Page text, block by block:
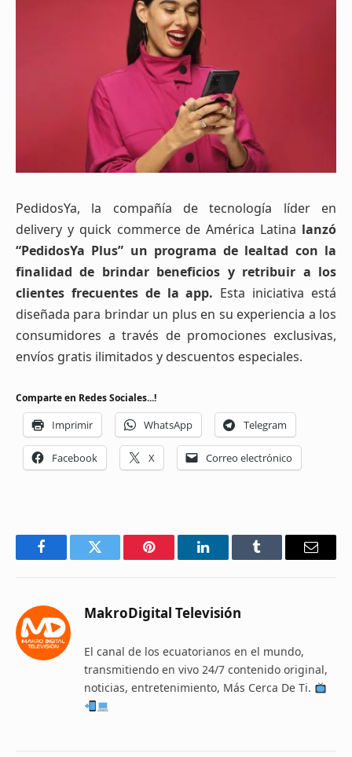
PedidosYa, la compañía de tecnología líder en
delivery y quick commerce de América Latina lanzó
“PedidosYa Plus” un programa de lealtad con la
finalidad de brindar beneficios y retribuir a los
clientes frecuentes de la app. Esta iniciativa está
diseñada para brindar un plus en su experiencia a los
consumidores a través de promociones exclusivas,
envíos gratis ilimitados y descuentos especiales.
Comparte en Redes Sociales...!
Imprimir WhatsApp Telegram
Facebook X Correo electrónico
FacebookTwitter Pinterest LinkedInTumblr Email
MakroDigital Televisión
El canal de los ecuatorianos en el mundo,
transmitiendo en vivo 24/7 contenido original,
noticias, entretenimiento, Más Cerca De Ti.